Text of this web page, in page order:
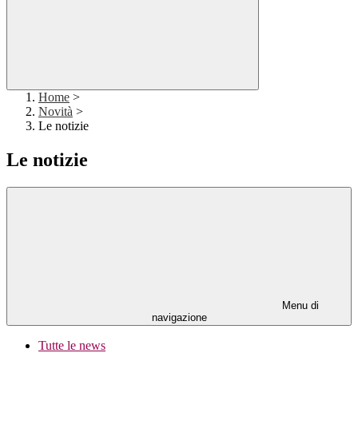
Home >
Novità >
Le notizie
Le notizie
Menu di
navigazione
Tutte le news